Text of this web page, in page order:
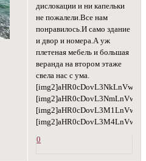
дислокации и ни капельки
не пожалели.Все нам
понравилось.И само здание
и двор и номера.А уж
плетеная мебель и большая
веранда на втором этаже
свела нас с ума.
0